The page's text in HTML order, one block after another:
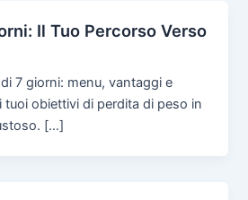
Il Tuo Percorso Verso
7 giorni: menu, vantaggi e
tuoi obiettivi di perdita di peso in
[…]